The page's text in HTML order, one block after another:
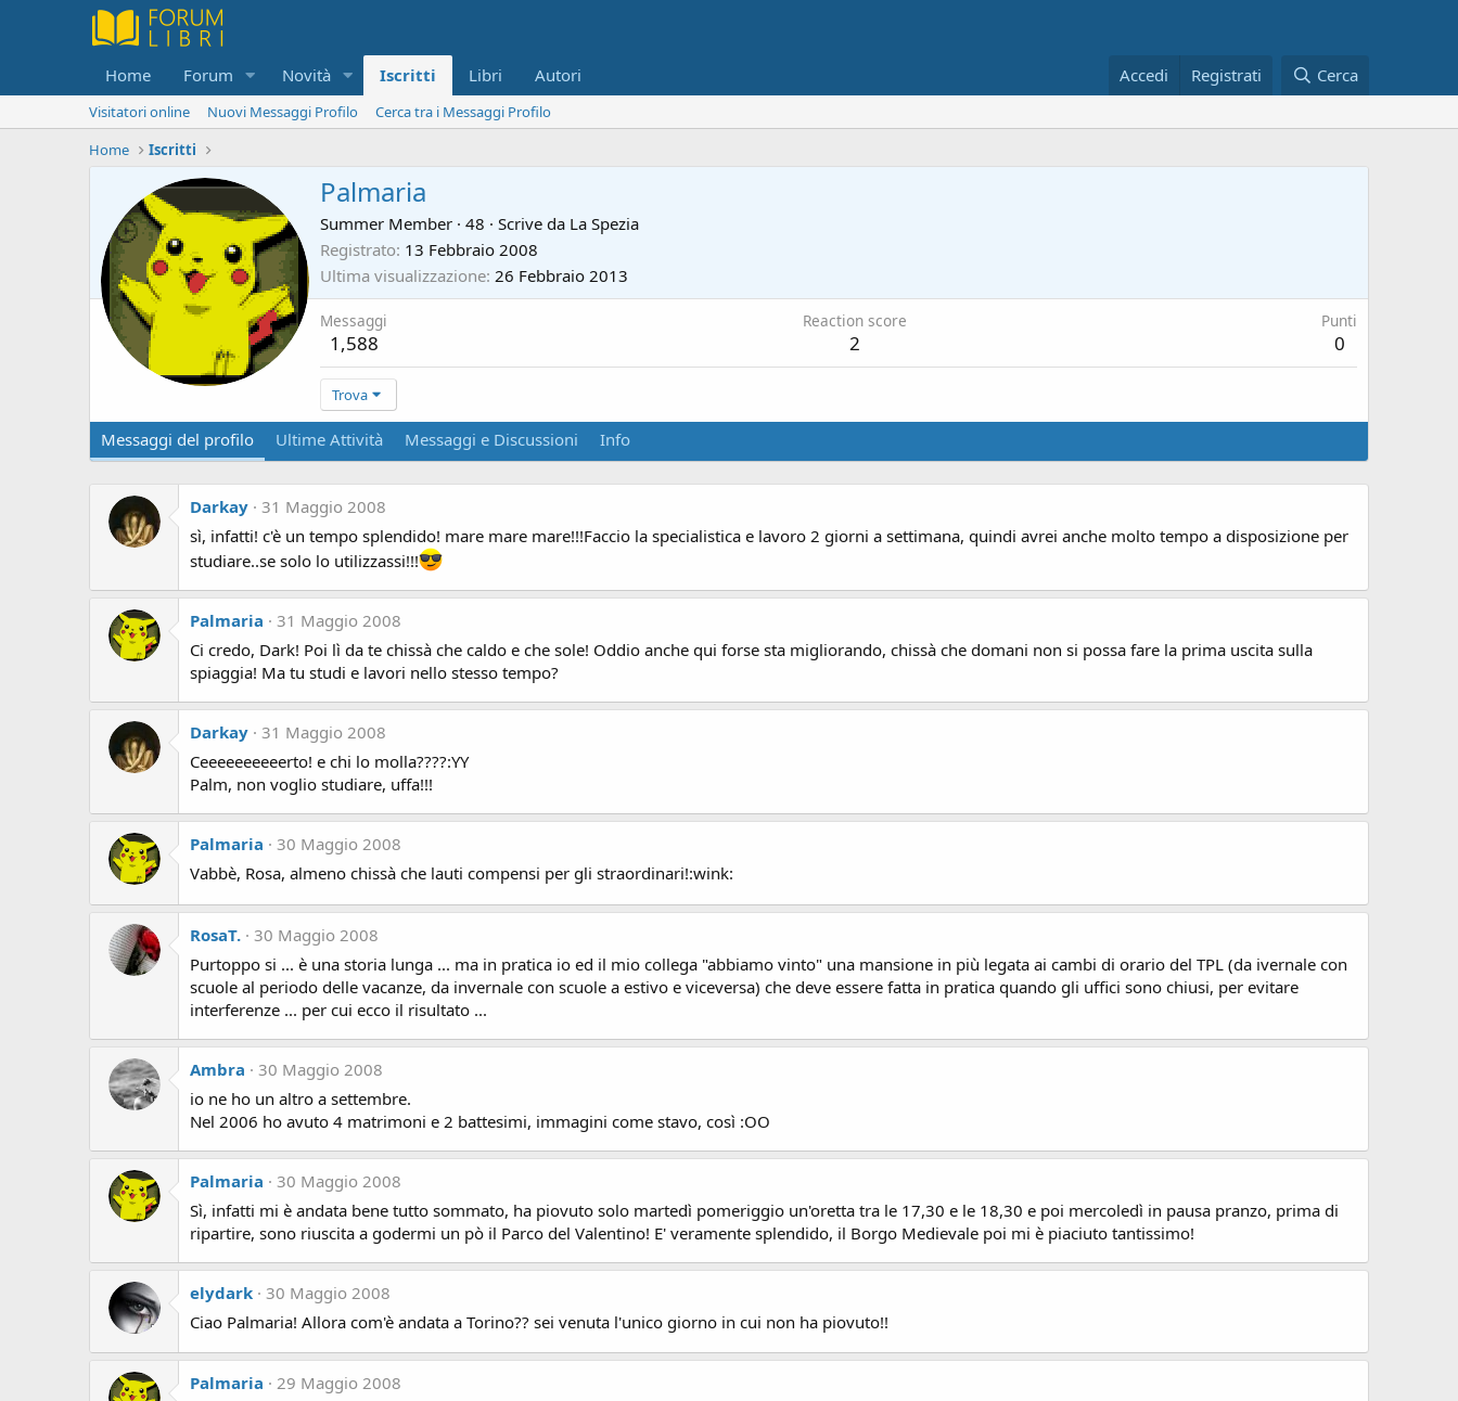
Home Forum Novità Iscritti Libri Autori Accedi Registrati Cerca
Visitatori online Nuovi Messaggi Profilo
Cerca tra i Messaggi Profilo
Home
Iscritti
Palmaria
Summer Member · 48 · Scrive da La Spezia
Registrato 13 Febbraio 2008
Ultima visualizzazione 26 Febbraio 2013
Messaggi
1,588
Reaction score
2
Punti
0
Trova
Messaggi del profilo Ultime Attività Messaggi e Discussioni Info
Darkay 31 Maggio 2008
sì, infatti! c'è un tempo splendido! mare mare mare!!!Faccio la specialistica e lavoro 2 giorni a settimana, quindi avrei anche molto tempo a disposizione per
studiare..se solo lo utilizzassi!!!
Palmaria
31 Maggio 2008
Ci credo, Dark! Poi lì da te chissà che caldo e che sole! Oddio anche qui forse sta migliorando, chissà che domani non si possa fare la prima uscita sulla
spiaggia! Ma tu studi e lavori nello stesso tempo?
Darkay 31 Maggio 2008
Ceeeeeeeeeerto! e chi lo molla????:YY
Palm, non voglio studiare, uffa!!!
Palmaria
30 Maggio 2008
Vabbè, Rosa, almeno chissà che lauti compensi per gli straordinari!:wink:
RosaT. 30 Maggio 2008
Purtoppo si ... è una storia lunga ... ma in pratica io ed il mio collega "abbiamo vinto" una mansione in più legata ai cambi di orario del TPL (da ivernale con
scuole al periodo delle vacanze, da invernale con scuole a estivo e viceversa) che deve essere fatta in pratica quando gli uffici sono chiusi, per evitare
interferenze ... per cui ecco il risultato ...
Ambra
30 Maggio 2008
io ne ho un altro a settembre.
Nel 2006 ho avuto 4 matrimoni e 2 battesimi, immagini come stavo, così :OO
Palmaria
30 Maggio 2008
Sì, infatti mi è andata bene tutto sommato, ha piovuto solo martedì pomeriggio un'oretta tra le 17,30 e le 18,30 e poi mercoledì in pausa pranzo, prima di
ripartire, sono riuscita a godermi un pò il Parco del Valentino! E' veramente splendido, il Borgo Medievale poi mi è piaciuto tantissimo!
elydark 30 Maggio 2008
Ciao Palmaria! Allora com'è andata a Torino?? sei venuta l'unico giorno in cui non ha piovuto!!
Palmaria
29 Maggio 2008